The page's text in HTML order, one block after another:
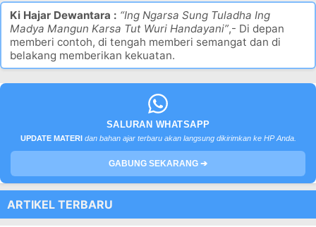
Ki Hajar Dewantara : “Ing Ngarsa Sung Tuladha Ing
Madya Mangun Karsa Tut Wuri Handayani”,- Di depan
memberi contoh, di tengah memberi semangat dan di
belakang memberikan kekuatan.
SALURAN WHATSAPP
UPDATE MATERI dan bahan ajar terbaru akan langsung dikirimkan ke HP Anda.
GABUNG SEKARANG ➔
ARTIKEL TERBARU